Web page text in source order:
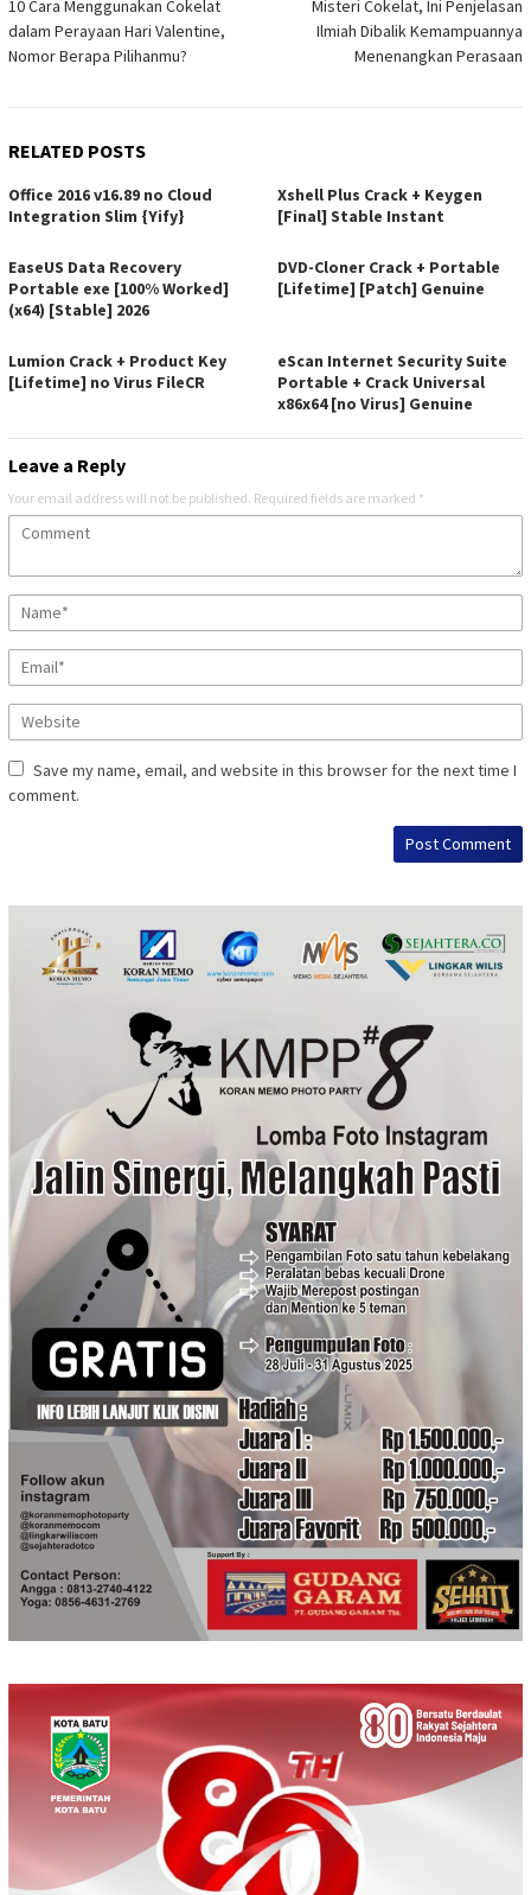
navigation
10 Cara Menggunakan Cokelat
dalam Perayaan Hari Valentine,
Nomor Berapa Pilihanmu?
Misteri Cokelat, Ini Penjelasan
Ilmiah Dibalik Kemampuannya
Menenangkan Perasaan
RELATED POSTS
Office 2016 v16.89 no Cloud
Integration Slim {Yify}
Xshell Plus Crack + Keygen
[Final] Stable Instant
EaseUS Data Recovery
Portable exe [100% Worked]
(x64) [Stable] 2026
DVD-Cloner Crack + Portable
[Lifetime] [Patch] Genuine
Lumion Crack + Product Key
[Lifetime] no Virus FileCR
eScan Internet Security Suite
Portable + Crack Universal
x86x64 [no Virus] Genuine
Leave a Reply
Your email address will not be published. Required fields are marked *
Save my name, email, and website in this browser for the next time I
comment.